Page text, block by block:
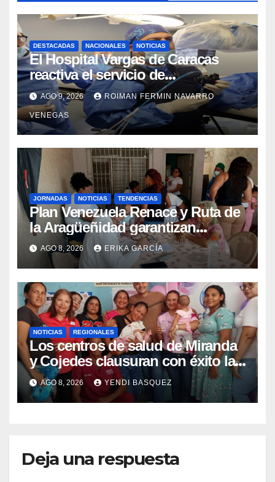
DESTACADAS NACIONALES NOTICIAS
El Hospital Vargas de Caracas
reactiva el servicio de
Colangiopancreatografía
Retrógrada Endoscópica para
beneficiar a cientos de pacientes
AGO 9, 2026 ROIMAN FERMIN NAVARRO
VENEGAS
JORNADAS NOTICIAS TENDENCIAS
Plan Venezuela Renace y Ruta de
la Aragüeñidad garantizan
atención médica integral en
Aragua
AGO 8, 2026 ERIKA GARCÍA
NOTICIAS REGIONALES
Los centros de salud de Miranda
y Cojedes clausuran con éxito la
Semana Mundial de la Lactancia
Materna
AGO 8, 2026 YENDI BASQUEZ
Deja una respuesta